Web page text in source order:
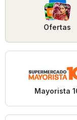
Ofertas
Mayorista